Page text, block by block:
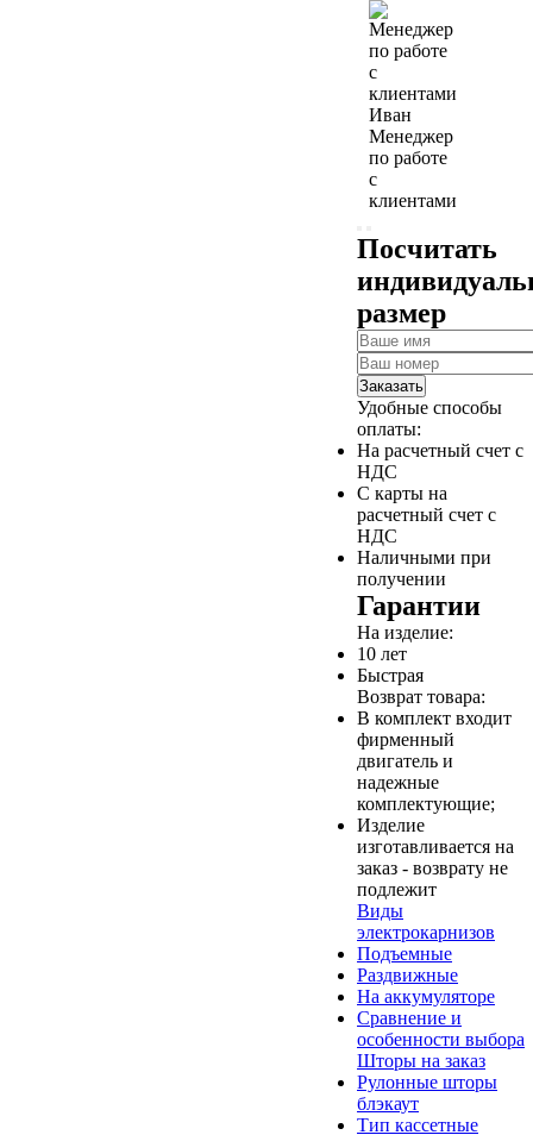
Иван
Менеджер
по работе
с
клиентами
Посчитать
размер
Заказать
Удобные способы
оплаты:
На расчетный счет с
НДС
С карты на
расчетный счет с
НДС
Наличными при
получении
Гарантии
На изделие:
10 лет
Быстрая
Возврат товара:
В комплект входит
фирменный
двигатель и
надежные
комплектующие;
Изделие
изготавливается на
заказ - возврату не
подлежит
Виды
электрокарнизов
Подъемные
Раздвижные
На аккумуляторе
Сравнение и
особенности выбора
Шторы на заказ
Рулонные шторы
блэкаут
Тип кассетные